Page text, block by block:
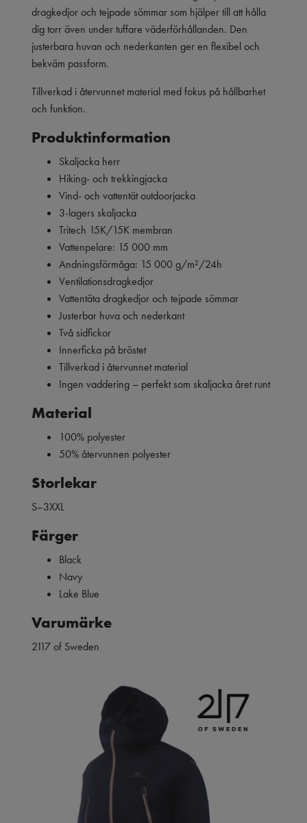
dragkedjor och tejpade sömmar som hjälper till att hålla
dig torr även under tuffare väderförhållanden. Den
justerbara huvan och nederkanten ger en flexibel och
bekväm passform.
Tillverkad i återvunnet material med fokus på hållbarhet
och funktion.
Produktinformation
Skaljacka herr
Hiking- och trekkingjacka
Vind- och vattentät outdoorjacka
3-lagers skaljacka
Tritech 15K/15K membran
Vattenpelare: 15 000 mm
Andningsförmåga: 15 000 g/m²/24h
Ventilationsdragkedjor
Vattentäta dragkedjor och tejpade sömmar
Justerbar huva och nederkant
Två sidfickor
Innerficka på bröstet
Tillverkad i återvunnet material
Ingen vaddering – perfekt som skaljacka året runt
Material
100% polyester
50% återvunnen polyester
Storlekar
S–3XXL
Färger
Black
Navy
Lake Blue
Varumärke
2117 of Sweden